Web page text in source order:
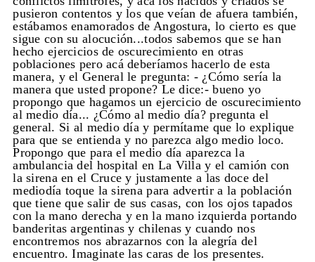
pusieron contentos y los que veían de afuera también,
estábamos enamorados de Angostura, lo cierto es que
sigue con su alocución...todos sabemos que se han
hecho ejercicios de oscurecimiento en otras
poblaciones pero acá deberíamos hacerlo de esta
manera, y el General le pregunta: - ¿Cómo sería la
manera que usted propone? Le dice:- bueno yo
propongo que hagamos un ejercicio de oscurecimiento
al medio día... ¿Cómo al medio día? pregunta el
general. Si al medio día y permítame que lo explique
para que se entienda y no parezca algo medio loco.
Propongo que para el medio día aparezca la
ambulancia del hospital en La Villa y el camión con
la sirena en el Cruce y justamente a las doce del
mediodía toque la sirena para advertir a la población
que tiene que salir de sus casas, con los ojos tapados
con la mano derecha y en la mano izquierda portando
banderitas argentinas y chilenas y cuando nos
encontremos nos abrazarnos con la alegría del
encuentro. Imaginate las caras de los presentes.